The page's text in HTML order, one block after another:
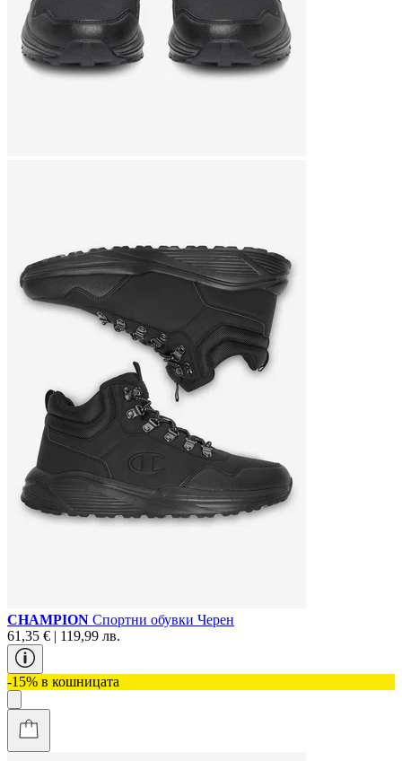
CHAMPION Спортни обувки Черен
61,35 € | 119,99 лв.
-15% в кошницата